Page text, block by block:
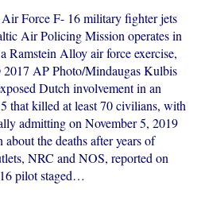
Force F- 16 military fighter jets
Air Policing Mission operates in
Ramstein Alloy air force exercise,
AP Photo/Mindaugas Kulbis
Dutch involvement in an
that killed at least 70 civilians, with
admitting on November 5, 2019
the deaths after years of
NRC and NOS, reported on
pilot staged…